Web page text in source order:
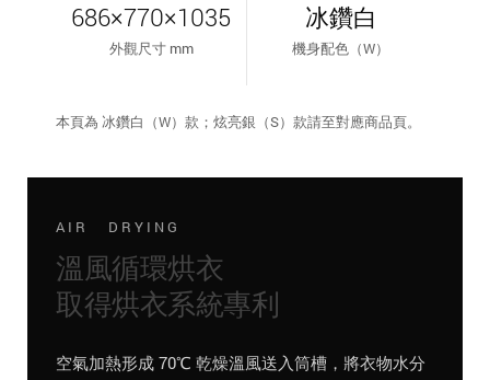
686×770×1035
外觀尺寸 mm
冰鑽白
機身配色（W）
本頁為 冰鑽白（W）款；炫亮銀（S）款請至對應商品頁。
AIR DRYING
溫風循環烘衣
取得烘衣系統專利
空氣加熱形成 70℃ 乾燥溫風送入筒槽，將衣物水分